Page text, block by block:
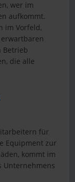
wer im
aufkommt.
im Vorfeld,
Betrieb
die alle
für
Equipment zur
kommt im
Unternehmens